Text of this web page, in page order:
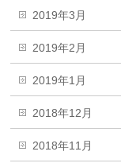
2019年3月
2019年2月
2019年1月
2018年12月
2018年11月